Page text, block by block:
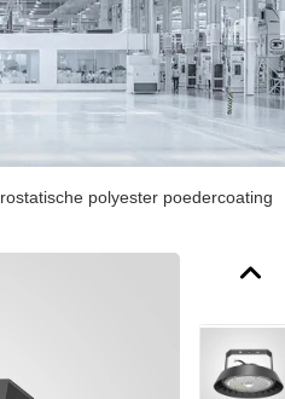
polyester poedercoating